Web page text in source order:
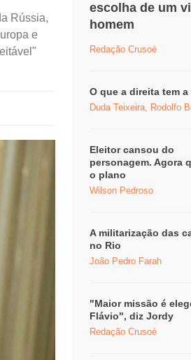
Rússia,
e
escolha de um
homem
Redação Crusoé
O que a direita tem
Duda Teixeira, Rodolfo
Eleitor cansou do
personagem. Agora
o plano
Wilson Pedroso
A militarização das
no Rio
João Pedro Farah
"Maior missão é
Flávio", diz Jordy
Redação Crusoé